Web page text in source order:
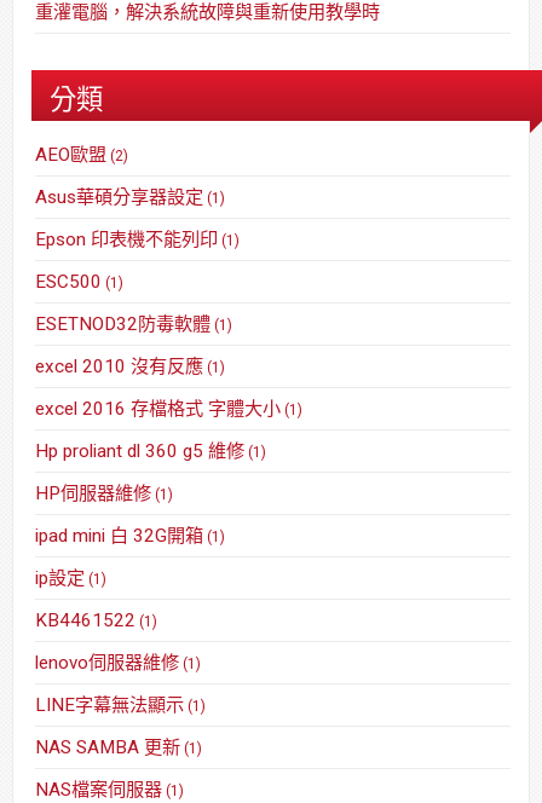
重灌電腦，解決系統故障與重新使用教學時
分類
AEO歐盟 (2)
Asus華碩分享器設定 (1)
Epson 印表機不能列印 (1)
ESC500 (1)
ESETNOD32防毒軟體 (1)
excel 2010 沒有反應 (1)
excel 2016 存檔格式 字體大小 (1)
Hp proliant dl 360 g5 維修 (1)
HP伺服器維修 (1)
ipad mini 白 32G開箱 (1)
ip設定 (1)
KB4461522 (1)
lenovo伺服器維修 (1)
LINE字幕無法顯示 (1)
NAS SAMBA 更新 (1)
NAS檔案伺服器 (1)